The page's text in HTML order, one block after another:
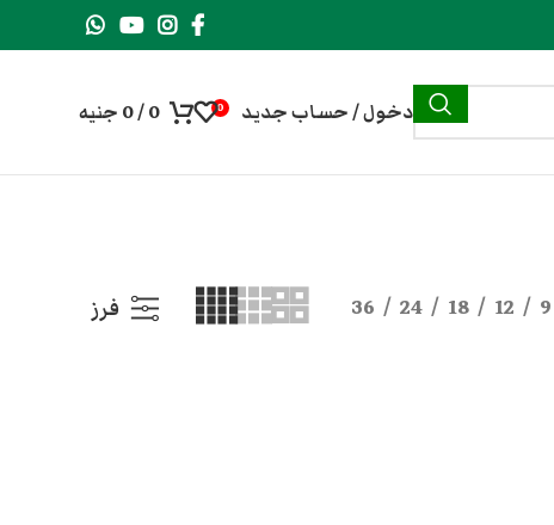
دخول / حساب جديد 0
0
/
0 جنيه
9
12
18
24
36 فرز